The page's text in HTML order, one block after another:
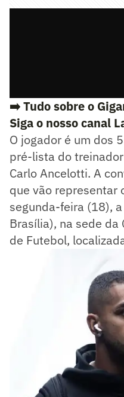
➡️ Tudo sobre o
Siga o nosso canal
O jogador é um dos
pré-lista do
Carlo Ancelotti. A
que vão representar
segunda-feira (18),
Brasília), na sede da
de Futebol,